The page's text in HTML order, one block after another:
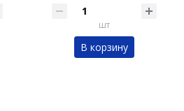
шт
В корзину